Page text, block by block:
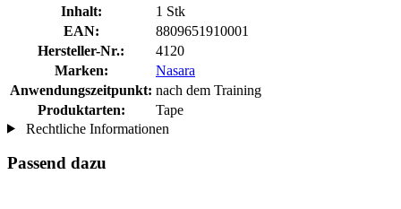
Inhalt:
1 Stk
EAN:
8809651910001
Hersteller-Nr.:
4120
Marken:
Nasara
Anwendungszeitpunkt: nach dem Training
Produktarten:
Tape
Rechtliche Informationen
Passend dazu